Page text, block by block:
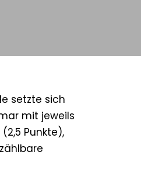
setzte sich
mit jeweils
Punkte),